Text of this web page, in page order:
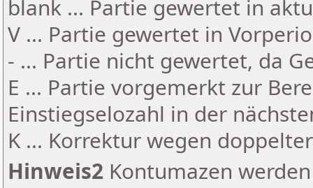
blank ... Partie gewertet in
V ... Partie gewertet in
- ... Partie nicht gewertet, da
E ... Partie vorgemerkt zur
Einstiegselozahl in der
K ... Korrektur wegen
Hinweis2 Kontumazen